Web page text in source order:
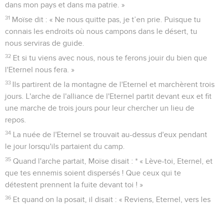
dans mon pays et dans ma patrie. »
31 Moïse dit : « Ne nous quitte pas, je t’en prie. Puisque tu
connais les endroits où nous campons dans le désert, tu
nous serviras de guide.
32 Et si tu viens avec nous, nous te ferons jouir du bien que
l'Eternel nous fera. »
33 Ils partirent de la montagne de l'Eternel et marchèrent trois
jours. L'arche de l'alliance de l'Eternel partit devant eux et fit
une marche de trois jours pour leur chercher un lieu de
repos.
34 La nuée de l'Eternel se trouvait au-dessus d'eux pendant
le jour lorsqu'ils partaient du camp.
35 Quand l'arche partait, Moïse disait : * « Lève-toi, Eternel, et
que tes ennemis soient dispersés ! Que ceux qui te
détestent prennent la fuite devant toi ! »
36 Et quand on la posait, il disait : « Reviens, Eternel, vers les